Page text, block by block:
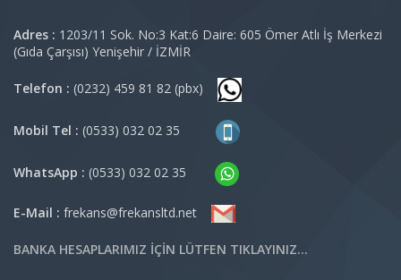
Adres : 1203/11 Sok. No:3 Kat:6 Daire: 605 Ömer Atlı İş Merkezi
(Gıda Çarşısı) Yenişehir / İZMİR
Telefon : (0232) 459 81 82 (pbx)
Mobil Tel : (0533) 032 02 35
WhatsApp : (0533) 032 02 35
E-Mail : frekans@frekansltd.net
BANKA HESAPLARIMIZ İÇİN LÜTFEN TIKLAYINIZ…